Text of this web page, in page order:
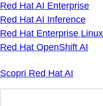
Red Hat AI Enterprise
Red Hat AI Inference
Red Hat Enterprise
Red Hat OpenShift AI
Scopri Red Hat AI